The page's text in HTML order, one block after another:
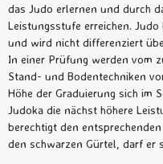
das Judo erlernen und durch
Leistungsstufe erreichen.
und wird nicht differenziert
In einer Prüfung werden vom
Stand- und Bodentechniken
Höhe der Graduierung sich im
Judoka die nächst höhere
berechtigt den
den schwarzen Gürtel, darf er